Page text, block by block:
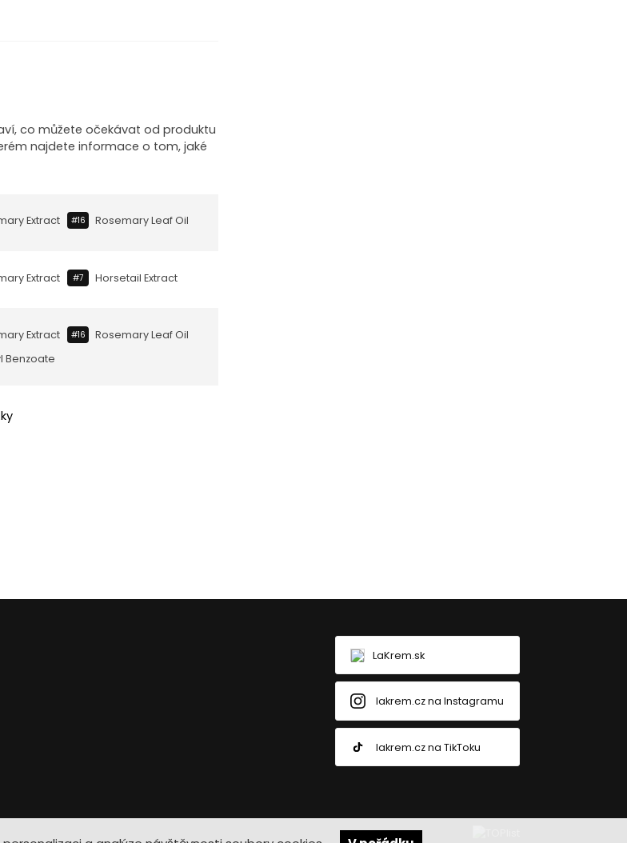
co můžete očekávat od produktu
najdete informace o tom, jaké
Extract #16 Rosemary Leaf Oil
Extract #7 Horsetail Extract
Extract #16 Rosemary Leaf Oil
Benzoate
LaKrem.sk
lakrem.cz na Instagramu
lakrem.cz na TikToku